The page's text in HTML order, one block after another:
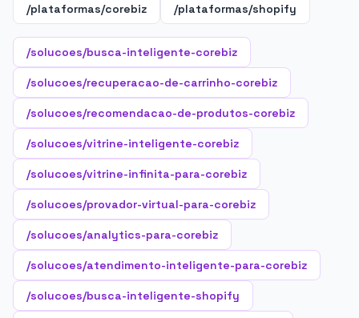
/plataformas/corebiz /plataformas/shopify
/solucoes/busca-inteligente-corebiz
/solucoes/recuperacao-de-carrinho-corebiz
/solucoes/recomendacao-de-produtos-corebiz
/solucoes/vitrine-inteligente-corebiz
/solucoes/vitrine-infinita-para-corebiz
/solucoes/provador-virtual-para-corebiz
/solucoes/analytics-para-corebiz
/solucoes/atendimento-inteligente-para-corebiz
/solucoes/busca-inteligente-shopify